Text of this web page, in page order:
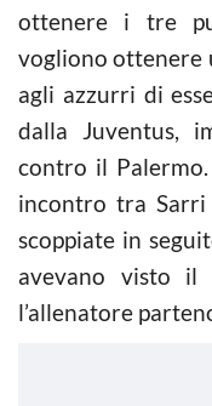
ottenere i tre
vogliono ottenere
agli azzurri di
dalla Juventus,
contro il
incontro tra Sarri
scoppiate in
avevano visto il
l’allenatore